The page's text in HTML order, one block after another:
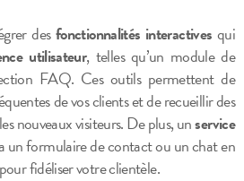
desfonctionnalités interactives qui
utilisateur, telles qu’un module de
FAQ. Ces outils permettent de
de vos clients et de recueillir des
nouveaux visiteurs. De plus, unservice
un formulaire de contact ou un chat en
fidéliser votre clientèle.